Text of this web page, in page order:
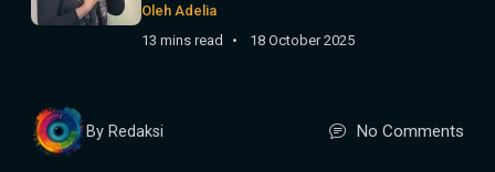
Oleh Adelia
13 mins read
18 October 2025
By Redaksi No Comments